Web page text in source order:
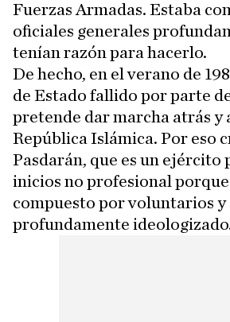
Fuerzas Armadas. Estaba
oficiales generales
tenían razón para hacerlo.
De hecho, en el verano de
de Estado fallido por parte
pretende dar marcha atrás y
República Islámica. Por eso
Pasdarán, que es un ejército
inicios no profesional porque
compuesto por voluntarios y
profundamente